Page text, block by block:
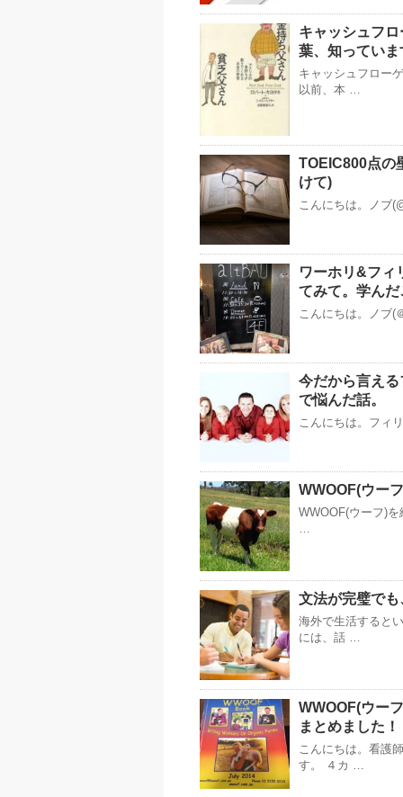
キャッシュフ
葉、知っていま
キャッシュフロー
以前、本 …
TOEIC800点の
けて)
こんにちは。ノブ
ワーホリ&フィ
てみて。学ん
こんにちは。ノブ(
今だから言え
で悩んだ話。
こんにちは。フィ
WWOOF(ウー
WWOOF(ウーフ)
…
文法が完璧で
海外で生活すると
には、話 …
WWOOF(ウー
まとめました！
こんにちは。看護
す。 ４カ …